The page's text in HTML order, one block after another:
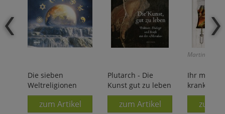
Die sieben
Weltreligionen
zum Artikel
Plutarch - Die
Kunst gut zu leben
zum Artikel
Martin
Ihr macht
krank
zum